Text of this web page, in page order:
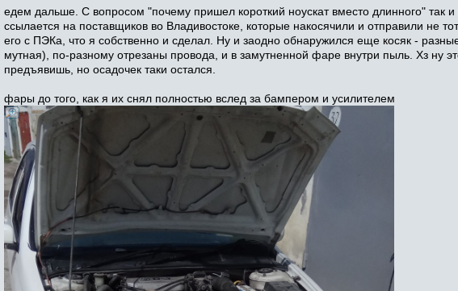
едем дальше. С вопросом "почему пришел короткий ноускат вместо длинного" так
ссылается на поставщиков во Владивостоке, которые накосячили и отправили не
его с ПЭКа, что я собственно и сделал. Ну и заодно обнаружился еще косяк -
мутная), по-разному отрезаны провода, и в замутненной фаре внутри пыль. Хз ну
предъявишь, но осадочек таки остался.
фары до того, как я их снял полностью вслед за бампером и усилителем